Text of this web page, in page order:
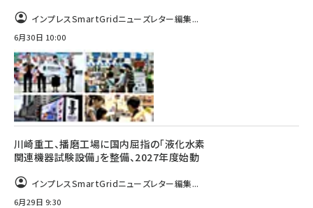
インプレスSmartGridニューズレター編集...
6月30日 10:00
川崎重工、播磨工場に国内屈指の「液化水素
関連機器試験設備」を整備、2027年度始動
インプレスSmartGridニューズレター編集...
6月29日 9:30